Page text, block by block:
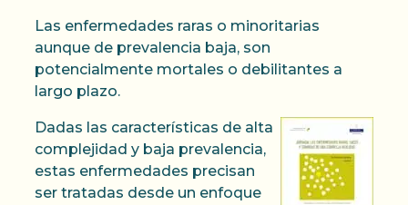
Las enfermedades raras o minoritarias
aunque de prevalencia baja, son
potencialmente mortales o debilitantes a
largo plazo.
Dadas las características de alta
complejidad y baja prevalencia,
estas enfermedades precisan
ser tratadas desde un enfoque